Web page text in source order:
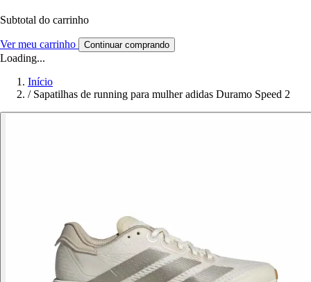
Subtotal do carrinho
Ver meu carrinho Continuar comprando
Loading...
Início
/ Sapatilhas de running para mulher adidas Duramo Speed 2